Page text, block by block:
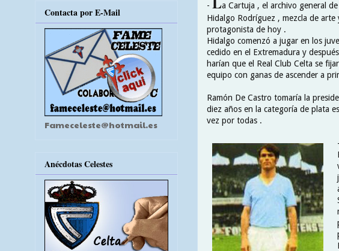
-
a Cartuja , el archivo general
Hidalgo Rodríguez , mezcla de
protagonista de hoy .
Hidalgo comenzó a jugar en los
cedido en el Extremadura y
harían que el Real Club Celta se
equipo con ganas de ascender a
Ramón De Castro tomaría la
diez años en la categoría de plata
vez por todas .
Contacta por E-Mail
Fameceleste@hotmail.es
Anécdotas Celestes